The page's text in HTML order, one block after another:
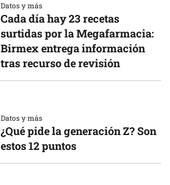
Datos y más
Cada día hay 23 recetas
surtidas por la Megafarmacia:
Birmex entrega información
tras recurso de revisión
Datos y más
¿Qué pide la generación Z? Son
estos 12 puntos